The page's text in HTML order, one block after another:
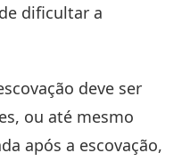
dificultar a
deve ser
ou até mesmo
após a escovação,